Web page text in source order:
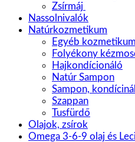
Zsírmáj
Nassolnivalók
Natúrkozmetikum
Egyéb kozmetikum
Folyékony
Hajkondícionáló
Natúr Sampon
Sampon,
Szappan
Tusfürdő
Olajok, zsírok
Omega 3-6-9 olaj és